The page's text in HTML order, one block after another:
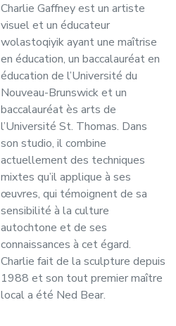
Charlie Gaffney est un artiste
visuel et un éducateur
wolastoqiyik ayant une maîtrise
en éducation, un baccalauréat en
éducation de l’Université du
Nouveau-Brunswick et un
baccalauréat ès arts de
l’Université St. Thomas. Dans
son studio, il combine
actuellement des techniques
mixtes qu’il applique à ses
œuvres, qui témoignent de sa
sensibilité à la culture
autochtone et de ses
connaissances à cet égard.
Charlie fait de la sculpture depuis
1988 et son tout premier maître
local a été Ned Bear.